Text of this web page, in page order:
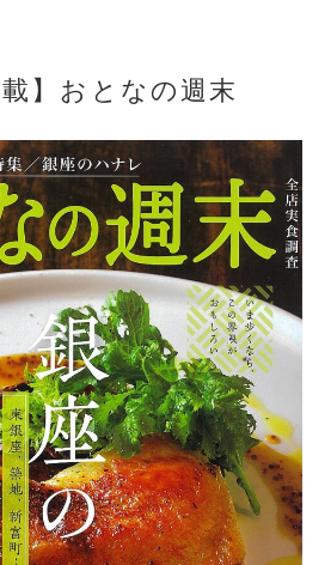
】おとなの週末